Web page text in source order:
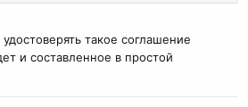
часть дома и часть земельного
такое соглашение
и составленное в простой